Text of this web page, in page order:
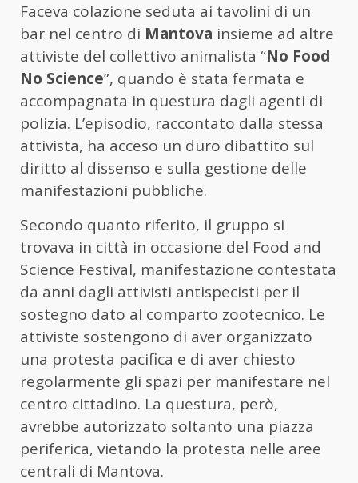
Faceva colazione seduta ai tavolini di un
bar nel centro di Mantova insieme ad altre
attiviste del collettivo animalista “No Food
No Science”, quando è stata fermata e
accompagnata in questura dagli agenti di
polizia. L’episodio, raccontato dalla stessa
attivista, ha acceso un duro dibattito sul
diritto al dissenso e sulla gestione delle
manifestazioni pubbliche.
Secondo quanto riferito, il gruppo si
trovava in città in occasione del Food and
Science Festival, manifestazione contestata
da anni dagli attivisti antispecisti per il
sostegno dato al comparto zootecnico. Le
attiviste sostengono di aver organizzato
una protesta pacifica e di aver chiesto
regolarmente gli spazi per manifestare nel
centro cittadino. La questura, però,
avrebbe autorizzato soltanto una piazza
periferica, vietando la protesta nelle aree
centrali di Mantova.